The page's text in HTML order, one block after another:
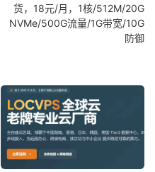
货，18元/月，1核/512M/20G
NVMe/500G流量/1G带宽/10G
防御